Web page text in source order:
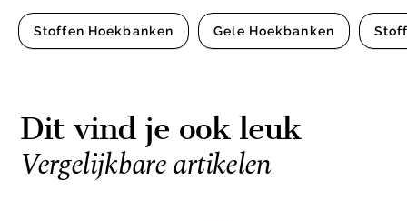
Stoffen Hoekbanken Gele Hoekbanken
Dit vind je ook leuk
Vergelijkbare artikelen